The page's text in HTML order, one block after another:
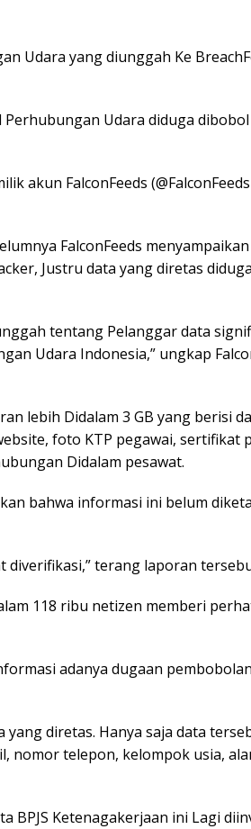
Udara yang diunggah Ke
Udara diduga
akun FalconFeeds
FalconFeeds
Justru data yang diretas
tentang Pelanggar data
Udara Indonesia,” ungkap
lebih Didalam 3 GB yang berisi
foto KTP pegawai, sertifikat
Didalam pesawat.
bahwa informasi ini belum
diverifikasi,” terang laporan
118 ribu netizen memberi
adanya dugaan
diretas. Hanya saja data
nomor telepon, kelompok usia,
BPJS Ketenagakerjaan ini Lagi